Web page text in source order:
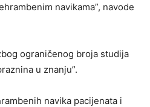
navikama”, navode
ograničenog broja studija
u znanju”.
navika pacijenata i